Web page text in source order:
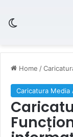
Home /
Caricatura Media